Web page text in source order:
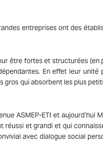
entreprises ont des
être fortes et structurées (en
En effet leur
gros qui absorbent les plus
ASMEP-ETI et aujourd’hui
réussi et grandi et qui
avec dialogue social